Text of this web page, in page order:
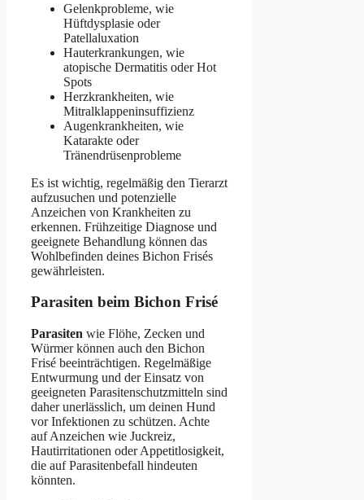
Gelenkprobleme, wie
Hüftdysplasie oder
Patellaluxation
Hauterkrankungen, wie
atopische Dermatitis oder Hot
Spots
Herzkrankheiten, wie
Mitralklappeninsuffizienz
Augenkrankheiten, wie
Katarakte oder
Tränendrüsenprobleme
Es ist wichtig, regelmäßig den Tierarzt
aufzusuchen und potenzielle
Anzeichen von Krankheiten zu
erkennen. Frühzeitige Diagnose und
geeignete Behandlung können das
Wohlbefinden deines Bichon Frisés
gewährleisten.
Parasiten beim Bichon Frisé
Parasiten wie Flöhe, Zecken und
Würmer können auch den Bichon
Frisé beeinträchtigen. Regelmäßige
Entwurmung und der Einsatz von
geeigneten Parasitenschutzmitteln sind
daher unerlässlich, um deinen Hund
vor Infektionen zu schützen. Achte
auf Anzeichen wie Juckreiz,
Hautirritationen oder Appetitlosigkeit,
die auf Parasitenbefall hindeuten
könnten.